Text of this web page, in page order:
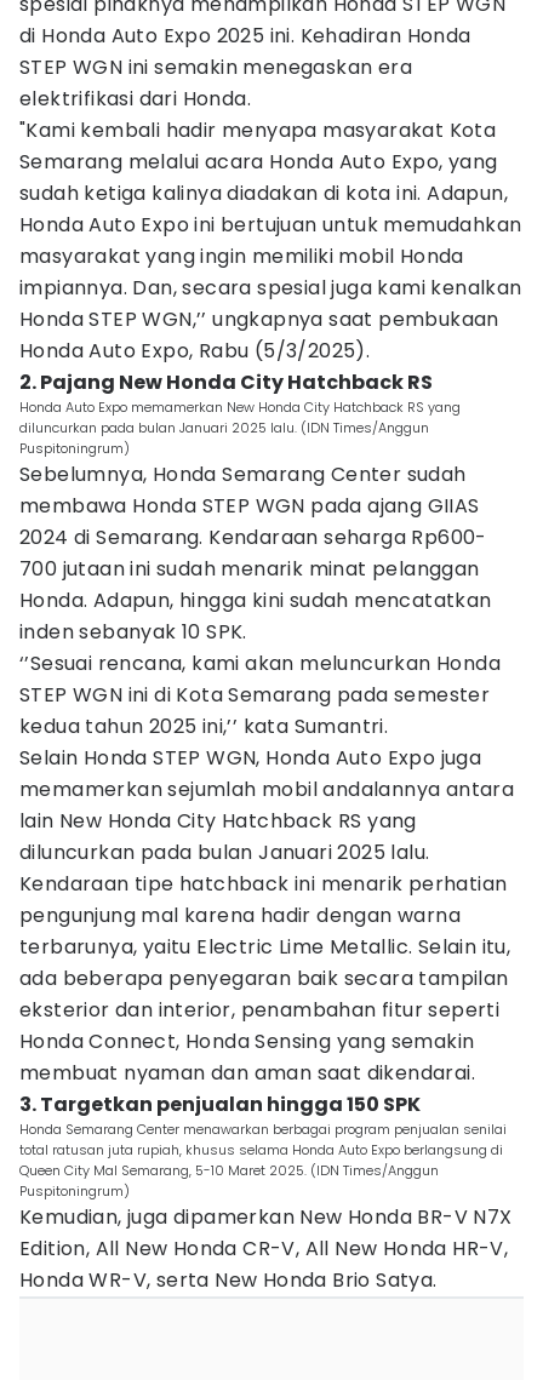
di Honda Auto Expo 2025 ini. Kehadiran Honda
STEP WGN ini semakin menegaskan era
elektrifikasi dari Honda.
"Kami kembali hadir menyapa masyarakat Kota
Semarang melalui acara Honda Auto Expo, yang
sudah ketiga kalinya diadakan di kota ini. Adapun,
Honda Auto Expo ini bertujuan untuk memudahkan
masyarakat yang ingin memiliki mobil Honda
impiannya. Dan, secara spesial juga kami kenalkan
Honda STEP WGN,’’ ungkapnya saat pembukaan
Honda Auto Expo, Rabu (5/3/2025).
2. Pajang New Honda City Hatchback RS
Honda Auto Expo memamerkan New Honda City Hatchback RS yang
diluncurkan pada bulan Januari 2025 lalu. (IDN Times/Anggun
Puspitoningrum)
Sebelumnya, Honda Semarang Center sudah
membawa Honda STEP WGN pada ajang GIIAS
2024 di Semarang. Kendaraan seharga Rp600-
700 jutaan ini sudah menarik minat pelanggan
Honda. Adapun, hingga kini sudah mencatatkan
inden sebanyak 10 SPK.
‘’Sesuai rencana, kami akan meluncurkan Honda
STEP WGN ini di Kota Semarang pada semester
kedua tahun 2025 ini,’’ kata Sumantri.
Selain Honda STEP WGN, Honda Auto Expo juga
memamerkan sejumlah mobil andalannya antara
lain New Honda City Hatchback RS yang
diluncurkan pada bulan Januari 2025 lalu.
Kendaraan tipe hatchback ini menarik perhatian
pengunjung mal karena hadir dengan warna
terbarunya, yaitu Electric Lime Metallic. Selain itu,
ada beberapa penyegaran baik secara tampilan
eksterior dan interior, penambahan fitur seperti
Honda Connect, Honda Sensing yang semakin
membuat nyaman dan aman saat dikendarai.
3. Targetkan penjualan hingga 150 SPK
Honda Semarang Center menawarkan berbagai program penjualan senilai
total ratusan juta rupiah, khusus selama Honda Auto Expo berlangsung di
Queen City Mal Semarang, 5-10 Maret 2025. (IDN Times/Anggun
Puspitoningrum)
Kemudian, juga dipamerkan New Honda BR-V N7X
Edition, All New Honda CR-V, All New Honda HR-V,
Honda WR-V, serta New Honda Brio Satya.